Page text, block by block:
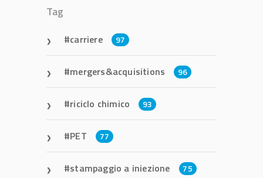
Tag
carriere 97
mergers&acquisitions 96
riciclo chimico 93
PET 77
stampaggio a iniezione 75